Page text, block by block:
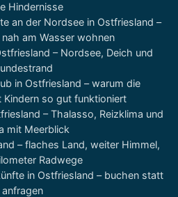
Hindernisse
an der Nordsee in Ostfriesland –
am Wasser wohnen
– Nordsee, Deich und
in Ostfriesland – warum die
so gut funktioniert
– Thalasso, Reizklima und
mit Meerblick
– flaches Land, weiter Himmel,
Radwege
in Ostfriesland – buchen statt
anfragen